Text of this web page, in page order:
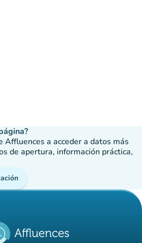
Affluences a acceder a datos más
de apertura, información práctica,